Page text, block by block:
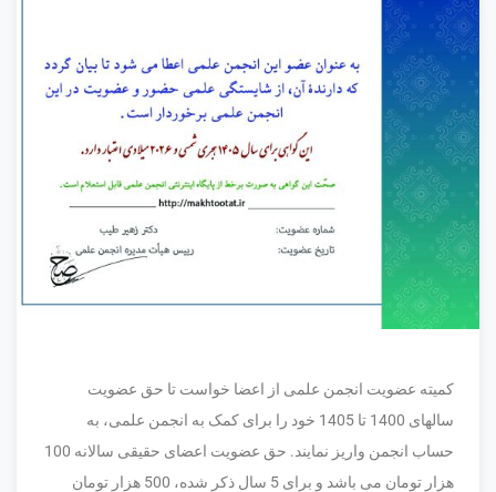
کمیته عضویت انجمن علمی از اعضا خواست تا حق عضویت
سالهای 1400 تا 1405 خود را برای کمک به انجمن علمی، به
حساب انجمن واریز نمایند. حق عضویت اعضای حقیقی سالانه 100
هزار تومان می باشد و برای 5 سال ذکر شده، 500 هزار تومان